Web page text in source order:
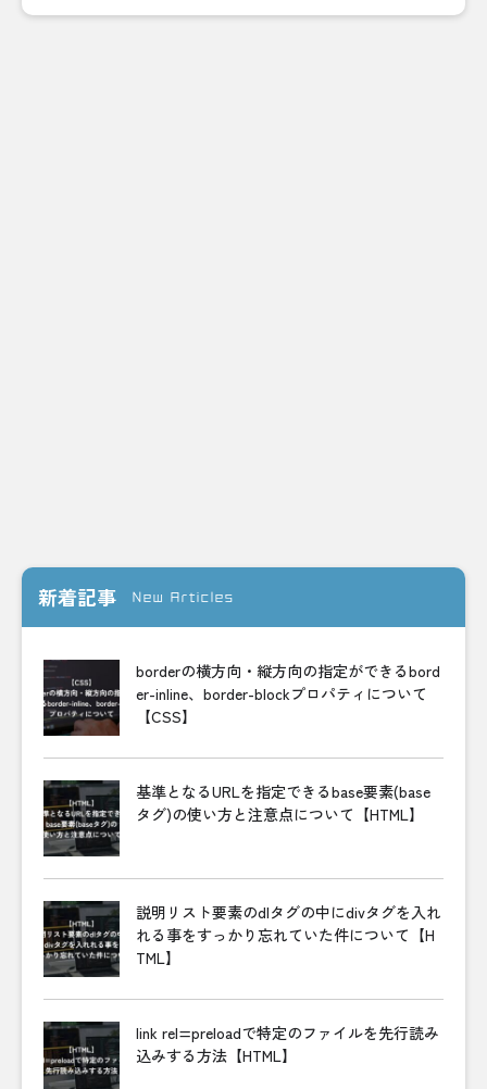
新着記事 New Articles
borderの横方向・縦方向の指定ができるbord
er-inline、border-blockプロパティについて
【CSS】
基準となるURLを指定できるbase要素(base
タグ)の使い方と注意点について【HTML】
説明リスト要素のdlタグの中にdivタグを入れ
れる事をすっかり忘れていた件について【H
TML】
link rel=preloadで特定のファイルを先行読み
込みする方法【HTML】